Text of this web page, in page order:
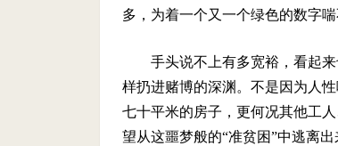
多，为着一个又一个绿色的数字喘
手头说不上有多宽裕，看起
样扔进赌博的深渊。不是因为人
七十平米的房子，更何况其他工
望从这噩梦般的“准贫困”中逃离出